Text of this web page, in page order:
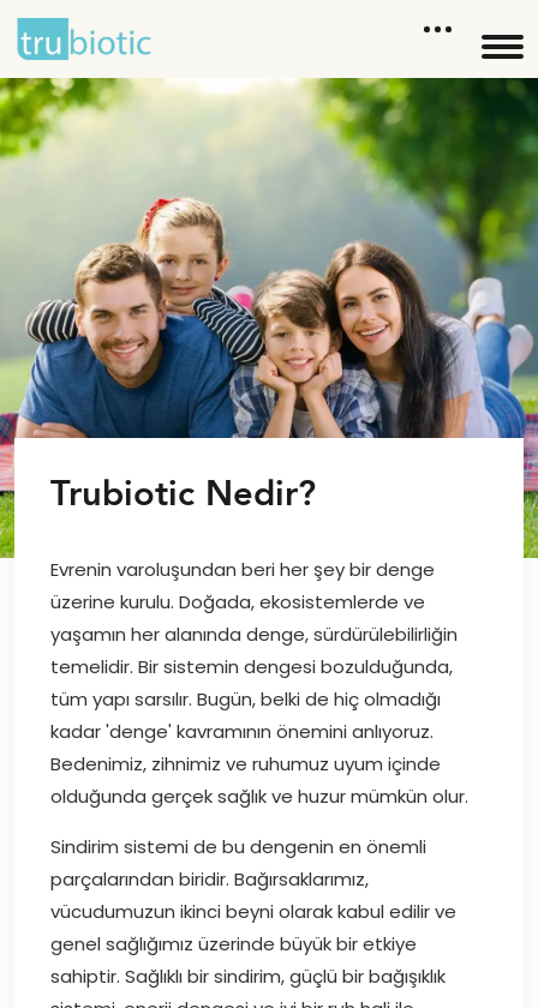
Trubiotic Nedir?
Evrenin varoluşundan beri her şey bir denge
üzerine kurulu. Doğada, ekosistemlerde ve
yaşamın her alanında denge, sürdürülebilirliğin
temelidir. Bir sistemin dengesi bozulduğunda,
tüm yapı sarsılır. Bugün, belki de hiç olmadığı
kadar 'denge' kavramının önemini anlıyoruz.
Bedenimiz, zihnimiz ve ruhumuz uyum içinde
olduğunda gerçek sağlık ve huzur mümkün olur.
Sindirim sistemi de bu dengenin en önemli
parçalarından biridir. Bağırsaklarımız,
vücudumuzun ikinci beyni olarak kabul edilir ve
genel sağlığımız üzerinde büyük bir etkiye
sahiptir. Sağlıklı bir sindirim, güçlü bir bağışıklık